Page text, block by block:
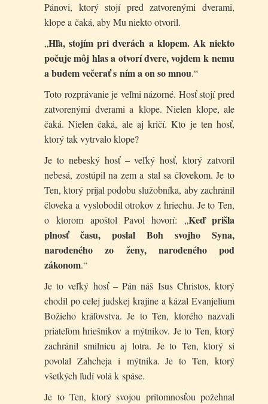
Pánovi, ktorý stojí pred zatvorenými dverami,
klope a čaká, aby Mu niekto otvoril.
„Hľa, stojím pri dverách a klopem. Ak niekto
počuje môj hlas a otvorí dvere, vojdem k nemu
a budem večerať s ním a on so mnou.“
Toto rozprávanie je veľmi názorné. Hosť stojí pred
zatvorenými dverami a klope. Nielen klope, ale
čaká. Nielen čaká, ale aj kričí. Kto je ten hosť,
ktorý tak vytrvalo klope?
Je to nebeský hosť – veľký hosť, ktorý zatvoril
nebesá, zostúpil na zem a stal sa človekom. Je to
Ten, ktorý prijal podobu služobníka, aby zachránil
človeka a vyslobodil otrokov z hriechu. Je to Ten,
o ktorom apoštol Pavol hovorí: „Keď prišla
plnosť času, poslal Boh svojho Syna,
narodeného zo ženy, narodeného pod
zákonom.“
Je to veľký hosť – Pán náš Isus Christos, ktorý
chodil po celej judskej krajine a kázal Evanjelium
Božieho kráľovstva. Je to Ten, ktorého nazvali
priateľom hriešnikov a mýtnikov. Je to Ten, ktorý
zachránil smilnicu aj lotra. Je to Ten, ktorý si
povolal Zahcheja i mýtnika. Je to Ten, ktorý
všetkých ľudí volá k spáse.
Je to Ten, ktorý svojou prítomnosťou požehnal